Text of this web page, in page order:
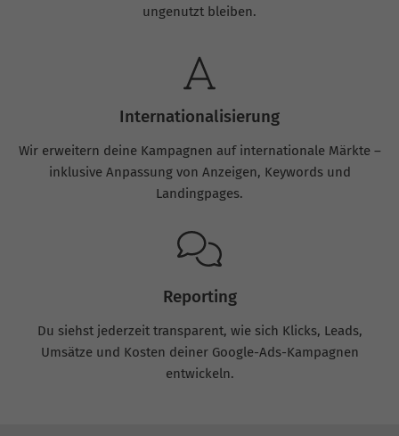
ungenutzt bleiben.
Internationalisierung
Wir erweitern deine Kampagnen auf internationale Märkte –
inklusive Anpassung von Anzeigen, Keywords und
Landingpages.
Reporting
Du siehst jederzeit transparent, wie sich Klicks, Leads,
Umsätze und Kosten deiner Google-Ads-Kampagnen
entwickeln.